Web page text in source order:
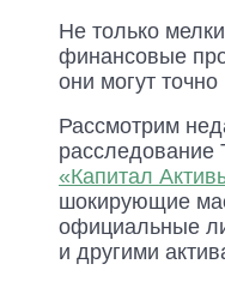
Не только
финансовые
они могут точно
Рассмотрим
расследование
«Капитал
шокирующие
официальные
и другими